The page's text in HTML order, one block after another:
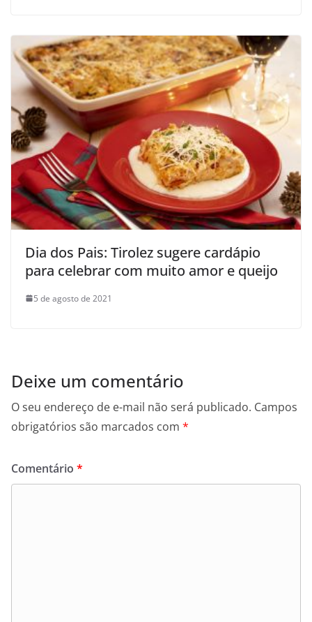
Dia dos Pais: Tirolez sugere cardápio
para celebrar com muito amor e queijo
5 de agosto de 2021
Deixe um comentário
O seu endereço de e-mail não será publicado. Campos
obrigatórios são marcados com *
Comentário *